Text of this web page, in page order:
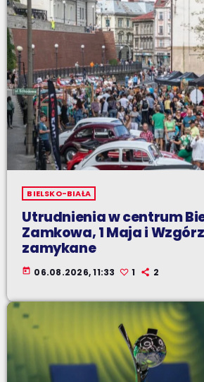
BIELSKO-BIAŁA
Utrudnienia w centrum
Zamkowa, 1 Maja i
zamykane
today 06.08.2026, 11:33 1 2